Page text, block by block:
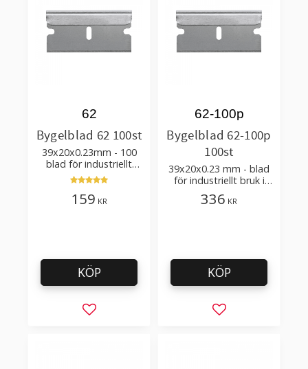
Bygelblad 62 100st
39x20x0.23mm - 100
blad för industriellt
bruk i en plastbehållare
62
159 KR
Lägg till i favoriter
KÖP
Bygelblad 62-100p
100st
39x20x0.23 mm - blad
för industriellt bruk i
100packs dispenser
med knapp och plats
62-100p
336 KR
Lägg till i
KÖP